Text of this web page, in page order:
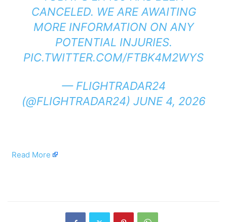
CANCELED. WE ARE AWAITING
MORE INFORMATION ON ANY
POTENTIAL INJURIES.
PIC.TWITTER.COM/FTBK4M2WYS
— FLIGHTRADAR24
(@FLIGHTRADAR24) JUNE 4, 2026
Read More